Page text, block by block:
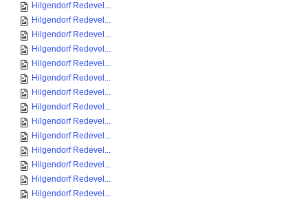
Hilgendorf Redevel...
Hilgendorf Redevel...
Hilgendorf Redevel...
Hilgendorf Redevel...
Hilgendorf Redevel...
Hilgendorf Redevel...
Hilgendorf Redevel...
Hilgendorf Redevel...
Hilgendorf Redevel...
Hilgendorf Redevel...
Hilgendorf Redevel...
Hilgendorf Redevel...
Hilgendorf Redevel...
Hilgendorf Redevel...